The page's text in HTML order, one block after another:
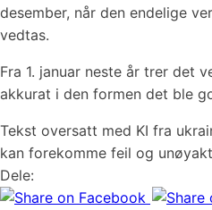
desember, når den endelige
vedtas.
Fra 1. januar neste år trer det
akkurat i den formen det ble
Tekst oversatt med KI fra
kan forekomme feil og
Dele: